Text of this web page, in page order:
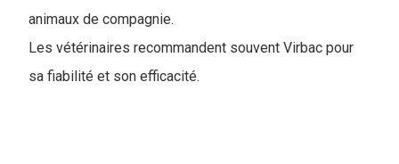
animaux de compagnie.
Les vétérinaires recommandent souvent Virbac pour
sa fiabilité et son efficacité.